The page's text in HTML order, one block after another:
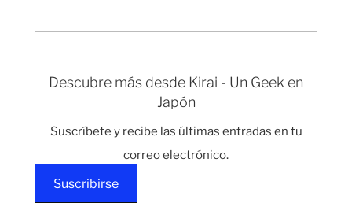
Descubre más desde Kirai - Un Geek en
Japón
Suscríbete y recibe las últimas entradas en tu
correo electrónico.
Suscribirse